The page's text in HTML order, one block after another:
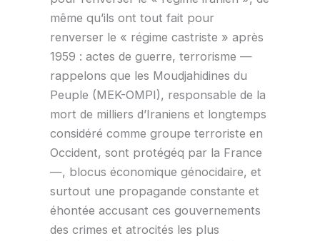
même qu’ils ont tout fait pour
renverser le « régime castriste » après
1959 : actes de guerre, terrorisme —
rappelons que les Moudjahidines du
Peuple (MEK-OMPI), responsable de la
mort de milliers d’Iraniens et longtemps
considéré comme groupe terroriste en
Occident, sont protégéq par la France
—, blocus économique génocidaire, et
surtout une propagande constante et
éhontée accusant ces gouvernements
des crimes et atrocités les plus